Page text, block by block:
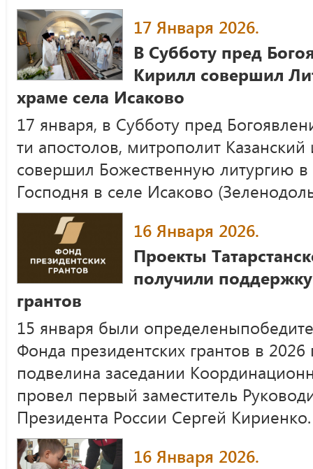
17 Января 2026.
В Субботу пред
Кирилл совершил
храме села Исаково
17 января, в Субботу пред
ти апостолов, митрополит
совершил Божественную литургию в
Господня в селе Исаково
16 Января 2026.
Проекты
получили
грантов
15 января были
Фонда президентских грантов в 2026
подвелина заседании
провел первый заместитель
Президента России Сергей
16 Января 2026.